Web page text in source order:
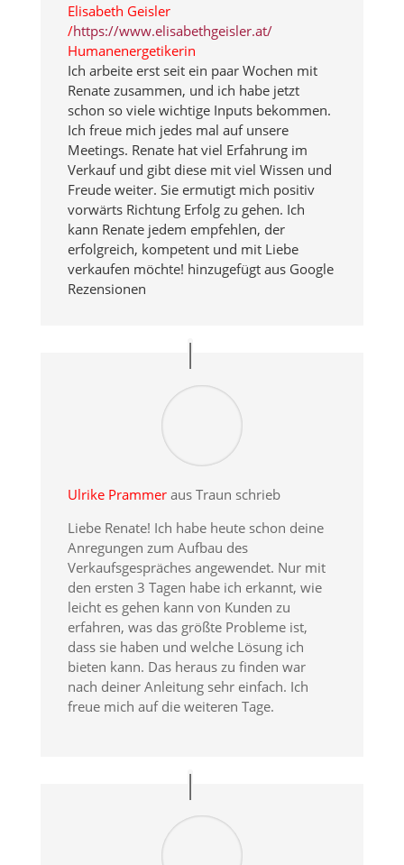
Elisabeth Geisler
/https://www.elisabethgeisler.at/
Humanenergetikerin
Ich arbeite erst seit ein paar Wochen mit
Renate zusammen, und ich habe jetzt
schon so viele wichtige Inputs bekommen.
Ich freue mich jedes mal auf unsere
Meetings. Renate hat viel Erfahrung im
Verkauf und gibt diese mit viel Wissen und
Freude weiter. Sie ermutigt mich positiv
vorwärts Richtung Erfolg zu gehen. Ich
kann Renate jedem empfehlen, der
erfolgreich, kompetent und mit Liebe
verkaufen möchte! hinzugefügt aus Google
Rezensionen
Ulrike Prammeraus Traun schrieb
Liebe Renate! Ich habe heute schon deine
Anregungen zum Aufbau des
Verkaufsgespräches angewendet. Nur mit
den ersten 3 Tagen habe ich erkannt, wie
leicht es gehen kann von Kunden zu
erfahren, was das größte Probleme ist,
dass sie haben und welche Lösung ich
bieten kann. Das heraus zu finden war
nach deiner Anleitung sehr einfach. Ich
freue mich auf die weiteren Tage.